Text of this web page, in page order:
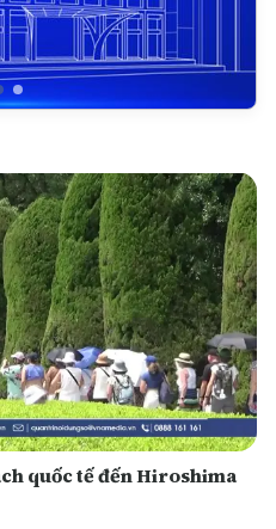
quốc tế đến Hiroshima